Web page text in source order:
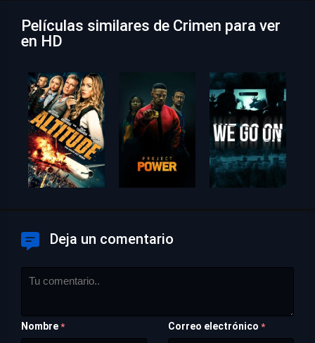
Películas similares de Crimen para ver
en HD
Deja un comentario
Nombre * Correo electrónico *